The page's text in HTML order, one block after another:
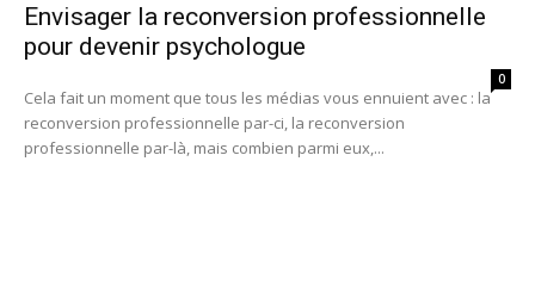
Envisager la reconversion professionnelle
pour devenir psychologue
0
Cela fait un moment que tous les médias vous ennuient avec : la
reconversion professionnelle par-ci, la reconversion
professionnelle par-là, mais combien parmi eux,...